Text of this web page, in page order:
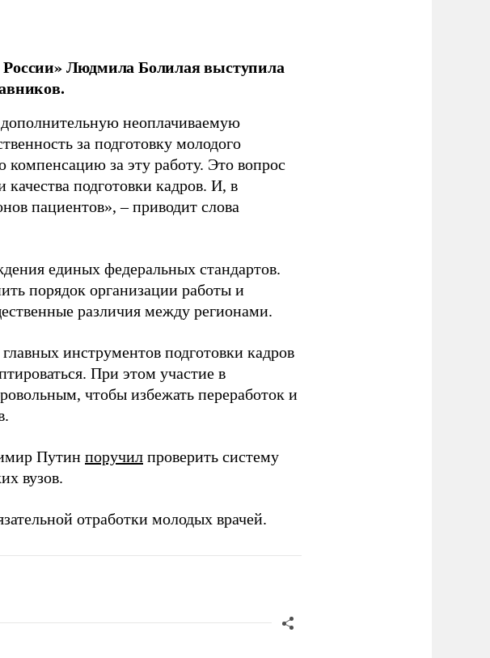
Людмила Болилая выступила
неоплачиваемую
за подготовку молодого
компенсацию за эту работу. Это вопрос
подготовки кадров. И, в
пациентов», – приводит слова
единых федеральных стандартов.
порядок организации работы и
различия между регионами.
инструментов подготовки кадров
При этом участие в
чтобы избежать переработок и
Путин поручил проверить систему
вузов.
отработки молодых врачей.